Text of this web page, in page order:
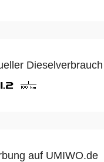
Dieselverbrauch
auf UMIWO.de